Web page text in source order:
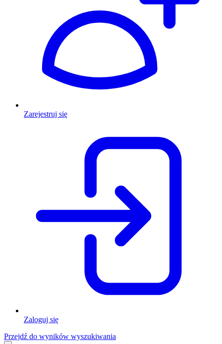
Zarejestruj się
Zaloguj się
Przejdź do wyników wyszukiwania